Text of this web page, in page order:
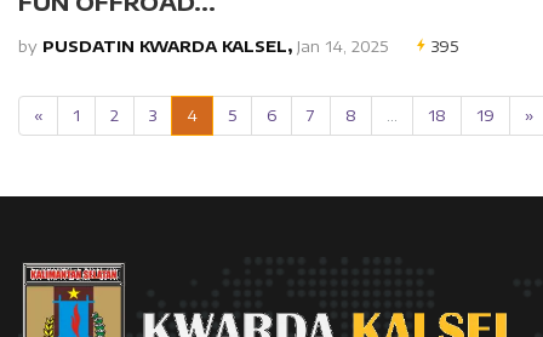
by PUSDATIN KWARDA KALSEL, Jan 14, 2025 395
« 1 2 3 4 5 6 7 8 ... 18 19 »